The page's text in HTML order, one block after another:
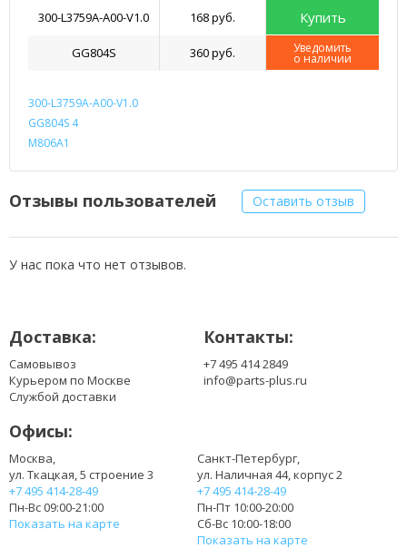
300-L3759A-A00-V1.0
168 руб. Купить
GG804S 360 руб. Уведомить
о наличии
300-L3759A-A00-V1.0
GG804S 4
M806A1
Отзывы пользователей Оставить отзыв
У нас пока что нет отзывов.
Доставка:
Самовывоз
Курьером по Москве
Службой доставки
Контакты:
+7 495 414 2849
info@parts-plus.ru
Офисы:
Москва,
ул. Ткацкая, 5 строение 3
+7 495 414-28-49
Пн-Вс 09:00-21:00
Показать на карте
Санкт-Петербург,
ул. Наличная 44, корпус 2
+7 495 414-28-49
Пн-Пт 10:00-20:00
Сб-Вс 10:00-18:00
Показать на карте